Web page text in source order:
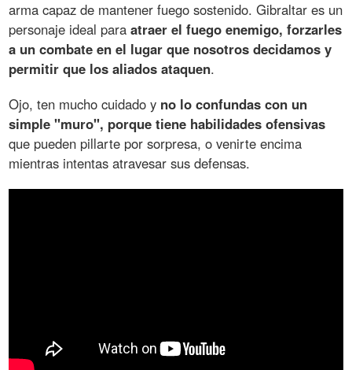
arma capaz de mantener fuego sostenido. Gibraltar es un
personaje ideal paraatraer el fuego enemigo, forzarles
a un combate en el lugar que nosotros decidamos y
permitir que los aliados ataquen.
Ojo, ten mucho cuidado y no lo confundas con un
simple "muro", porque tiene habilidades ofensivas
que pueden pillarte por sorpresa, o venirte encima
mientras intentas atravesar sus defensas.